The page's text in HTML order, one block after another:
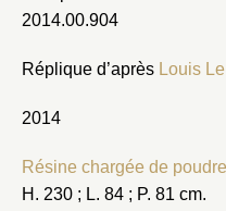
2014.00.904
Réplique d’après Louis
2014
Résine chargée de
H. 230 ; L. 84 ; P. 81 cm.
Nom du dossier
Valider
Courriel